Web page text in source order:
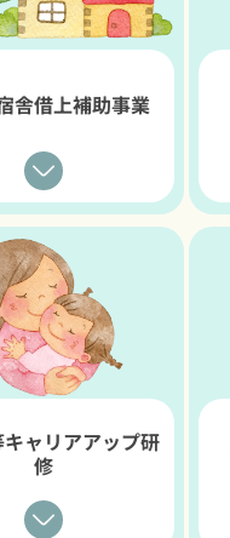
舎借上補助事業
ャリアアップ研
修